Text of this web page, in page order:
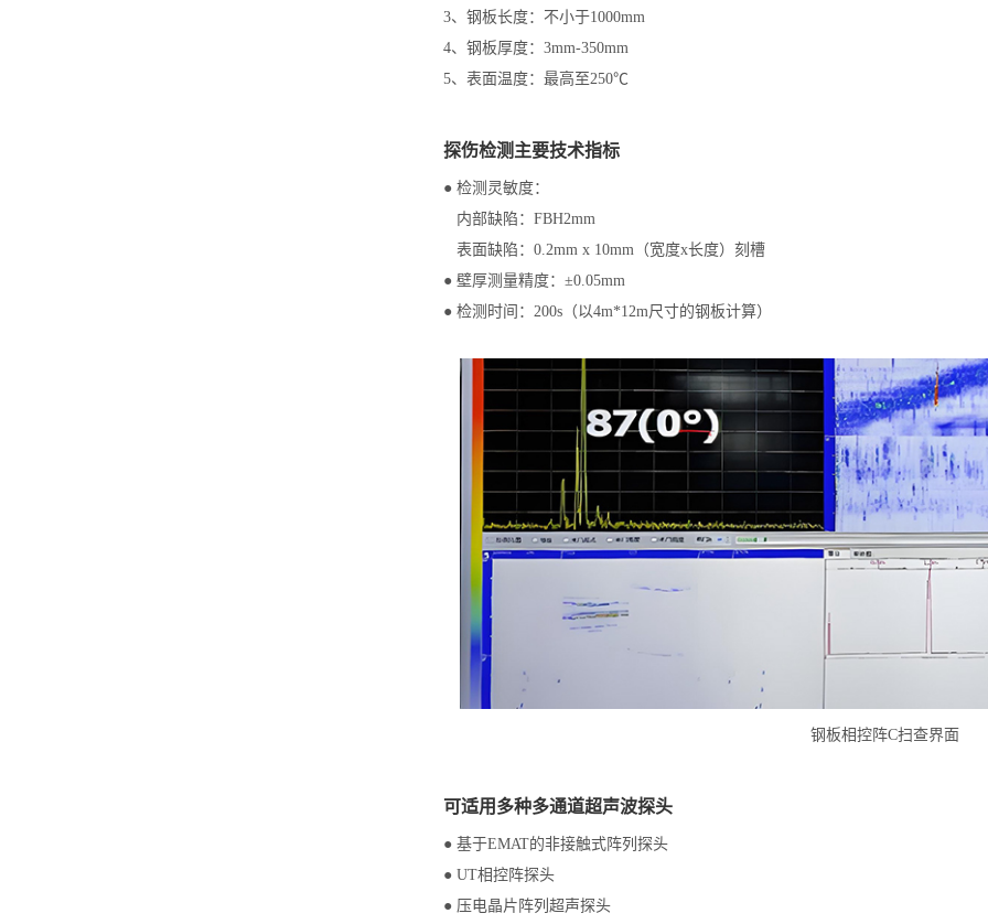
3、钢板长度：不小于1000mm
4、钢板厚度：3mm-350mm
5、表面温度：最高至250℃
探伤检测主要技术指标
● 检测灵敏度：
内部缺陷：FBH2mm
表面缺陷：0.2mm x 10mm（宽度x长度）刻槽
● 壁厚测量精度：±0.05mm
● 检测时间：200s（以4m*12m尺寸的钢板计算）
钢板相控阵C扫查界面
可适用多种多通道超声波探头
● 基于EMAT的非接触式阵列探头
● UT相控阵探头
● 压电晶片阵列超声探头